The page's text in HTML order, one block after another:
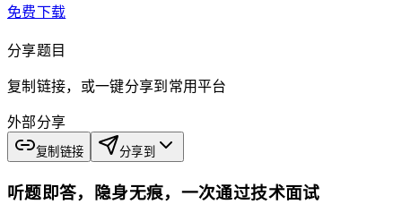
免费下载download
分享题目
复制链接，或一键分享到常用平台
外部分享
复制链接 分享到
听题即答，隐身无痕，一次通过技术面试